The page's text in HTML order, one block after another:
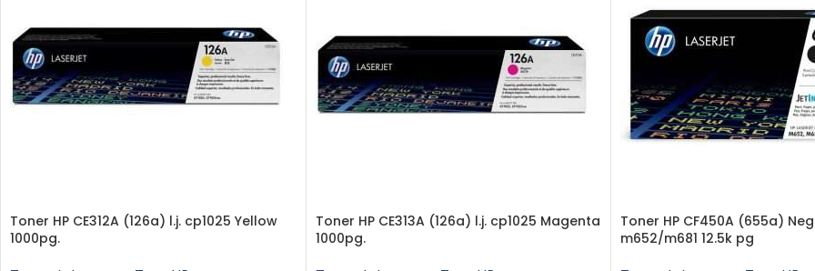
Toner HP CE312A (126a) l.j. cp1025 Yellow
1000pg.
Toner HP CE313A (126a) l.j. cp1025 Magenta
1000pg.
Toner HP CF450A (655a)
m652/m681 12.5k pg